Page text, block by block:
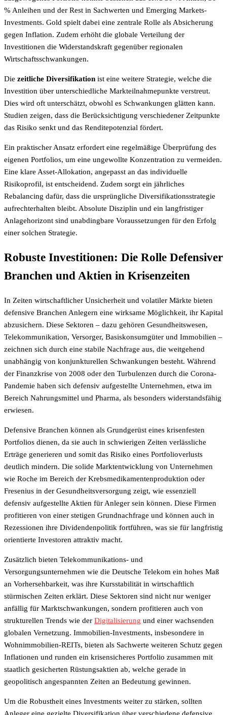
% Anleihen und der Rest in Sachwerten und Emerging Markets-
Investments. Gold spielt dabei eine zentrale Rolle als Absicherung
gegen Inflation. Zudem erhöht die globale Verteilung der
Investitionen die Widerstandskraft gegenüber regionalen
Wirtschaftsschwankungen.
Die zeitliche Diversifikation ist eine weitere Strategie, welche die
Investition über unterschiedliche Markteilnahmepunkte verstreut.
Dies wird oft unterschätzt, obwohl es Schwankungen glätten kann.
Studien zeigen, dass die Berücksichtigung verschiedener Zeitpunkte
das Risiko senkt und das Renditepotenzial fördert.
Ein praktischer Ansatz erfordert eine regelmäßige Überprüfung des
eigenen Portfolios, um eine ungewollte Konzentration zu vermeiden.
Eine klare Asset-Allokation, angepasst an das individuelle
Risikoprofil, ist entscheidend. Zudem sorgt ein jährliches
Rebalancing dafür, dass die ursprüngliche Diversifikationsstrategie
aufrechterhalten bleibt. Absolute Disziplin und ein langfristiger
Anlagehorizont sind unabdingbare Voraussetzungen für den Erfolg
einer solchen Strategie.
Robuste Investitionen: Die Rolle Defensiver
Branchen und Aktien in Krisenzeiten
In Zeiten wirtschaftlicher Unsicherheit und volatiler Märkte bieten
defensive Branchen Anlegern eine wirksame Möglichkeit, ihr Kapital
abzusichern. Diese Sektoren – dazu gehören Gesundheitswesen,
Telekommunikation, Versorger, Basiskonsumgüter und Immobilien –
zeichnen sich durch eine stabile Nachfrage aus, die weitgehend
unabhängig von konjunkturellen Schwankungen besteht. Während
der Finanzkrise von 2008 oder den Turbulenzen durch die Corona-
Pandemie haben sich defensiv aufgestellte Unternehmen, etwa im
Bereich Nahrungsmittel und Pharma, als besonders widerstandsfähig
erwiesen.
Defensive Branchen können als Grundgerüst eines krisenfesten
Portfolios dienen, da sie auch in schwierigen Zeiten verlässliche
Erträge generieren und somit das Risiko eines Portfolioverlusts
deutlich mindern. Die solide Marktentwicklung von Unternehmen
wie Roche im Bereich der Krebsmedikamentenproduktion oder
Fresenius in der Gesundheitsversorgung zeigt, wie essenziell
defensiv aufgestellte Aktien für Anleger sein können. Diese Firmen
profitieren von einer stetigen Grundnachfrage und können auch in
Rezessionen ihre Dividendenpolitik fortführen, was sie für langfristig
orientierte Investoren attraktiv macht.
Zusätzlich bieten Telekommunikations- und
Versorgungsunternehmen wie die Deutsche Telekom ein hohes Maß
an Vorhersehbarkeit, was ihre Kursstabilität in wirtschaftlich
stürmischen Zeiten erklärt. Diese Sektoren sind nicht nur weniger
anfällig für Marktschwankungen, sondern profitieren auch von
strukturellen Trends wie der Digitalisierung und einer wachsenden
globalen Vernetzung. Immobilien-Investments, insbesondere in
Wohnimmobilien-REITs, bieten als Sachwerte weiteren Schutz gegen
Inflationen und runden ein krisensicheres Portfolio zusammen mit
staatlich gesicherten Rüstungsaktien ab, welche gerade in
geopolitisch angespannten Zeiten an Bedeutung gewinnen.
Um die Robustheit eines Investments weiter zu stärken, sollten